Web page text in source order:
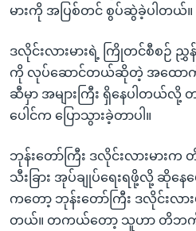
မားကို အပြစ်တင် စွပ်ဆွဲခဲ့ပါတယ်။
ဒလိုင်းလားမားရဲ့ ကြိုတင်စီစဉ် ညွှန်
ကို လုပ်ဆောင်တယ်ဆိုတဲ့ အထောက်
ဆီမှာ အများကြီး ရှိနေပါတယ်လို့
ပေါင်က ပြောသွားခဲ့တာပါ။
ဘုန်းတော်ကြီး ဒလိုင်းလားမာ
သီးခြား အုပ်ချုပ်ရေးရဖို့လို့ ဆိုန
ကတော့ ဘုန်းတော်ကြီး ဒလိုင်းလား
တယ်။ တကယ်တော့ သူဟာ တိဘ